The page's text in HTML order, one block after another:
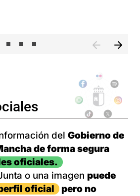
del Gobierno de
de forma segura
oficiales.
o una imagen puede
oficial
pero no